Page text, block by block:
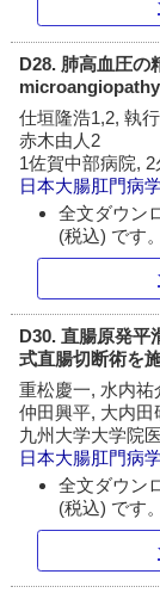
D28. 肺高血圧
microangiopathy
仕垣隆浩1,2, 執
赤木由人2
1佐賀中部病院,
日本大腸肛門病
全文ダウン
(税込) です。
D30. 直腸原発平
式直腸切断術を
重松慶一, 水内祐
仲田興平, 大内田
九州大学大学院
日本大腸肛門病
全文ダウン
(税込) です。